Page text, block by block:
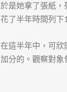
於是她拿了張紙，
花了半年時間列下
在這半年中，可欣
加分的。觀察對象